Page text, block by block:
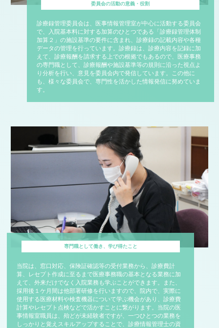
委員会の活動の意義・役割
診療録管理委員会は、医事情報管理室が中心に活動する委員会
で、入院基本料に対する加算のひとつである「診療録管理体制
加算２」の施設基準の要件に含まれ、診療録の記載内容や各種
データの管理を行っています。診療録は、診療内容を記録に加
えて、診療報酬を請求する上での根拠でもあるので、医療事務
の専門職として、診療報酬や施設基準等の規則に沿った視点よ
り分析を行い、意見を委員会内で発信しています。この他に
も、様々な委員会で、専門性を活かした情報発信に努めていま
す。
専門職として働き、学び得たこと
当院は、窓口対応、保険証確認等の受付業務から、診療費計
算、レセプト作成に至るまで医療事務職の基本となる業務に加
えて、外来だけでなく入院業務も学ぶことができます。また、
採用後１ケ月間は他部署研修を行いますので、院内で、実際に
使用する医療材料や検査機器について学ぶ機会があり、診療費
計算やレセプト点検などで活かすことに繋がります。当院の医
事情報室職員は、殆どが未経験者ですが、一つひとつの業務を
しっかりと覚えスキルアップすることで、診療情報管理士の資